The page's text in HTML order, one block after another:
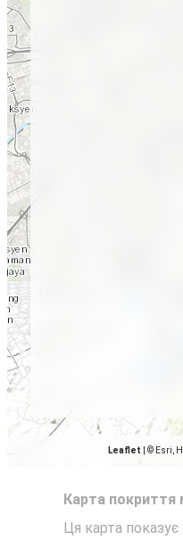
Leaflet © Esri,
Карта покриття
Ця карта показує